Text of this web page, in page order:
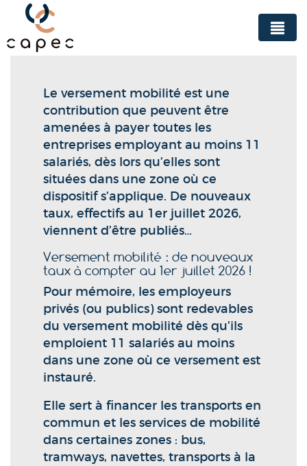
Panneau de gestion des cookies
Le versement mobilité est une
contribution que peuvent être
amenées à payer toutes les
entreprises employant au moins 11
salariés, dès lors qu’elles sont
situées dans une zone où ce
dispositif s’applique. De nouveaux
taux, effectifs au 1er juillet 2026,
viennent d’être publiés…
Versement mobilité : de nouveaux
taux à compter au 1er juillet 2026 !
Pour mémoire, les employeurs
privés (ou publics) sont redevables
du versement mobilité dès qu’ils
emploient 11 salariés au moins
dans une zone où ce versement est
instauré.
Elle sert à financer les transports en
commun et les services de mobilité
dans certaines zones : bus,
tramways, navettes, transports à la